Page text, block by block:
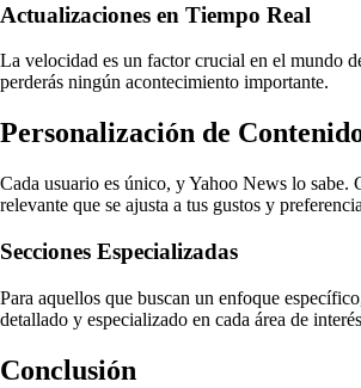
Actualizaciones en Tiempo Real
La velocidad es un factor crucial en el mundo
perderás ningún acontecimiento importante.
Personalización de
Cada usuario es único, y Yahoo News lo sabe.
relevante que se ajusta a tus gustos y
Secciones Especializadas
Para aquellos que buscan un enfoque
detallado y especializado en cada área de
Conclusión